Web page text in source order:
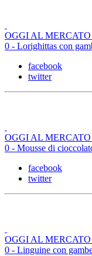
OGGI AL MERCATO
0 - Lorighittas con
facebook
twitter
OGGI AL MERCATO
0 - Mousse di
facebook
twitter
OGGI AL MERCATO
0 - Linguine con